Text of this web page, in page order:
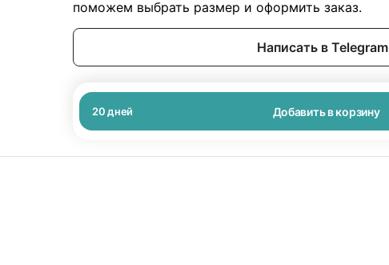
поможем выбрать размер и оформить заказ.
Написать в Telegram
20дней Добавить в корзину